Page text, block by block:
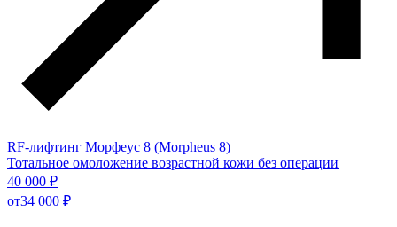
RF-лифтинг Морфеус 8 (Morpheus 8)
Тотальное омоложение возрастной кожи без операции
40 000 ₽
от34 000 ₽